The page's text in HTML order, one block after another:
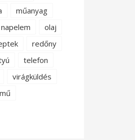
műanyag
napelem
olaj
redőny
telefon
virágküldés